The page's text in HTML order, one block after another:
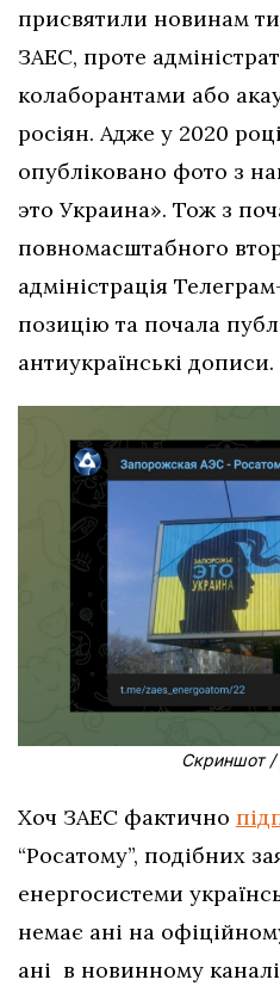
присвятили новинам
ЗАЕС, проте
колаборантами або
росіян. Адже у 2020
опубліковано фото з
это Украина». Тож з
повномасштабного
адміністрація
позицію та почала
антиукраїнські дописи.
Скриншот /
Хоч ЗАЕС фактично
“Росатому”, подібних
енергосистеми
немає ані на
ані в новинному каналі